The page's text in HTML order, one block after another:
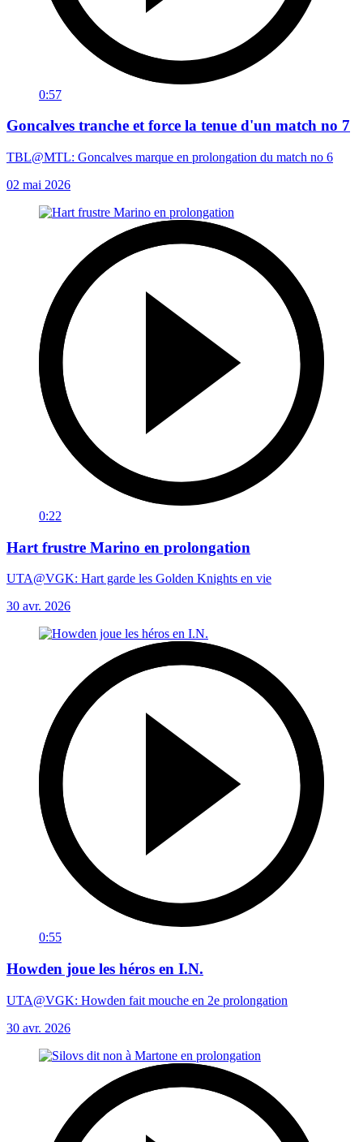
0:57
Goncalves tranche et force la tenue d'un match no 7
TBL@MTL: Goncalves marque en prolongation du match no 6
02 mai 2026
0:22
Hart frustre Marino en prolongation
UTA@VGK: Hart garde les Golden Knights en vie
30 avr. 2026
0:55
Howden joue les héros en I.N.
UTA@VGK: Howden fait mouche en 2e prolongation
30 avr. 2026